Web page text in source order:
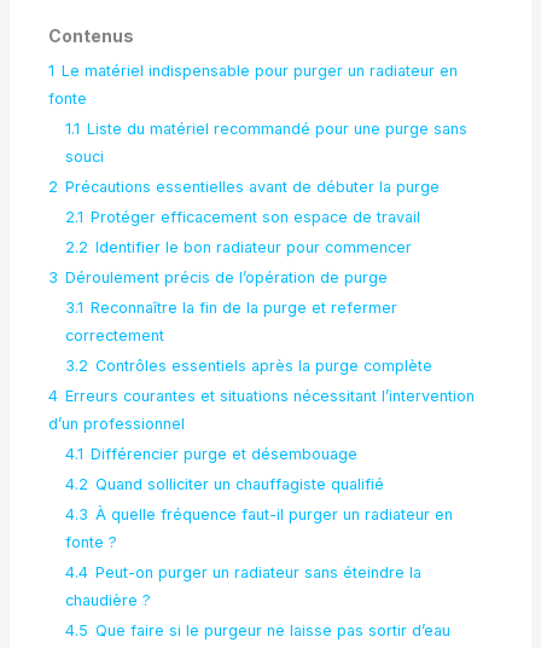
Contenus
1 Le matériel indispensable pour purger un radiateur en
fonte
1.1 Liste du matériel recommandé pour une purge sans
souci
2 Précautions essentielles avant de débuter la purge
2.1 Protéger efficacement son espace de travail
2.2 Identifier le bon radiateur pour commencer
3 Déroulement précis de l’opération de purge
3.1 Reconnaître la fin de la purge et refermer
correctement
3.2 Contrôles essentiels après la purge complète
4 Erreurs courantes et situations nécessitant l’intervention
d’un professionnel
4.1 Différencier purge et désembouage
4.2 Quand solliciter un chauffagiste qualifié
4.3 À quelle fréquence faut-il purger un radiateur en
fonte ?
4.4 Peut-on purger un radiateur sans éteindre la
chaudière ?
4.5 Que faire si le purgeur ne laisse pas sortir d’eau